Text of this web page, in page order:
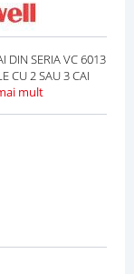
DIN SERIA VC 6013
CU 2 SAU 3 CAI
mult